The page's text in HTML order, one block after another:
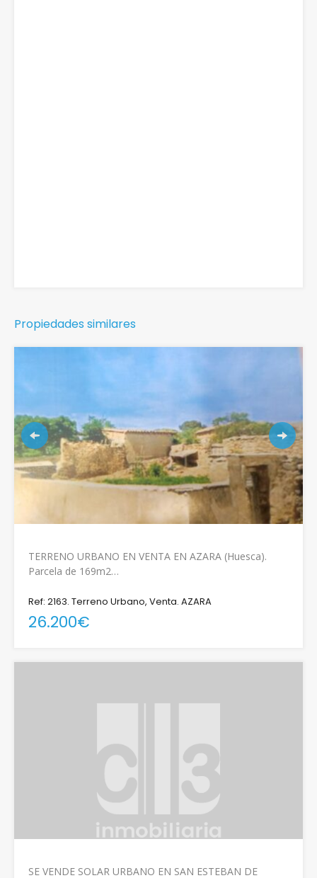
Propiedades similares
TERRENO URBANO EN VENTA EN AZARA (Huesca).
Parcela de 169m2…
Ref: 2163. Terreno Urbano, Venta. AZARA
26.200€
SE VENDE SOLAR URBANO EN SAN ESTEBAN DE